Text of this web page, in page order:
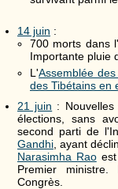
14 juin :
700 morts dans
Importante pluie
L'Assemblée
des Tibétains en
21 juin : Nouvelles
élections, sans
second parti de
Gandhi , ayant
Narasimha Raoest
Premier
Congrès.